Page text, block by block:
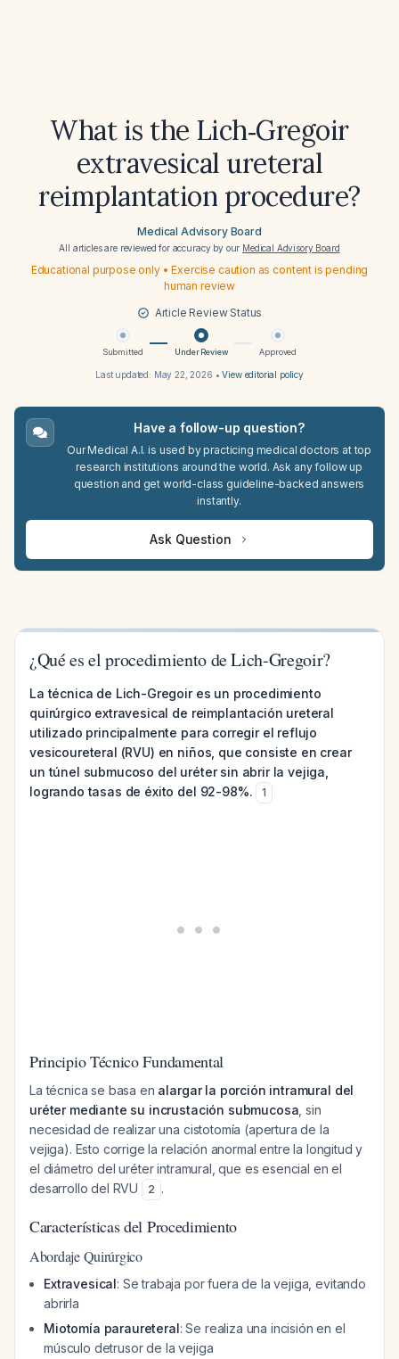
What is the Lich‑Gregoir
extravesical ureteral
reimplantation procedure?
Medical Advisory Board
All articles are reviewed for accuracy by our Medical Advisory Board
Educational purpose only • Exercise caution as content is pending
human review
Article Review Status
Submitted Under Review Approved
Last updated: May 22, 2026 •View editorial policy
Have a follow-up question?
Our Medical A.I. is used by practicing medical doctors at top
research institutions around the world. Ask any follow up
question and get world-class guideline-backed answers
instantly.
Ask Question
¿Qué es el procedimiento de Lich-Gregoir?
La técnica de Lich-Gregoir es un procedimiento
quirúrgico extravesical de reimplantación ureteral
utilizado principalmente para corregir el reflujo
vesicoureteral (RVU) en niños, que consiste en crear
un túnel submucoso del uréter sin abrir la vejiga,
logrando tasas de éxito del 92-98%.
1
Principio Técnico Fundamental
La técnica se basa en alargar la porción intramural del
uréter mediante su incrustación submucosa , sin
necesidad de realizar una cistotomía (apertura de la
vejiga). Esto corrige la relación anormal entre la longitud y
el diámetro del uréter intramural, que es esencial en el
desarrollo del RVU
2 .
Características del Procedimiento
Abordaje Quirúrgico
Extravesical: Se trabaja por fuera de la vejiga, evitando
abrirla
Miotomía paraureteral: Se realiza una incisión en el
músculo detrusor de la vejiga